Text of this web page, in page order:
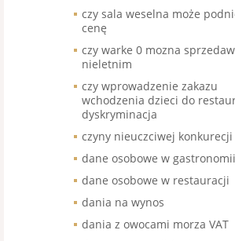
czy sala weselna może
cenę
czy warke 0 mozna
nieletnim
czy wprowadzenie zakazu
wchodzenia dzieci do
dyskryminacja
czyny nieuczciwej konkurecji
dane osobowe w gastronomii
dane osobowe w restauracji
dania na wynos
dania z owocami morza VAT